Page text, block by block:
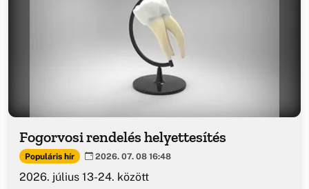
Fogorvosi rendelés helyettesítés
Populáris hír 2026. 07. 08 16:48
2026. július 13-24. között